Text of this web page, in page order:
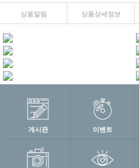
상품알림 상품상세정보
게시판 이벤트